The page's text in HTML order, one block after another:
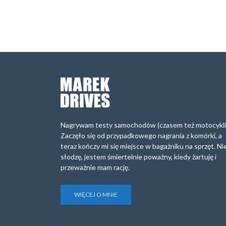
Nagrywam testy samochodów (czasem też
Zaczęło się od przypadkowego nagrania z komórki, a
teraz kończy mi się miejsce w bagażniku na sprzęt.
słodzę, jestem śmiertelnie poważny, kiedy żartuję i
przeważnie mam rację.
WIĘCEJ O MNIE